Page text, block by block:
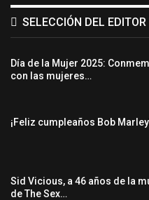
SELECCIÓN DEL EDITOR
Día de la Mujer 2025:
con las mujeres…
¡Feliz cumpleaños Bob
Sid Vicious, a 46 años de la
de The Sex…